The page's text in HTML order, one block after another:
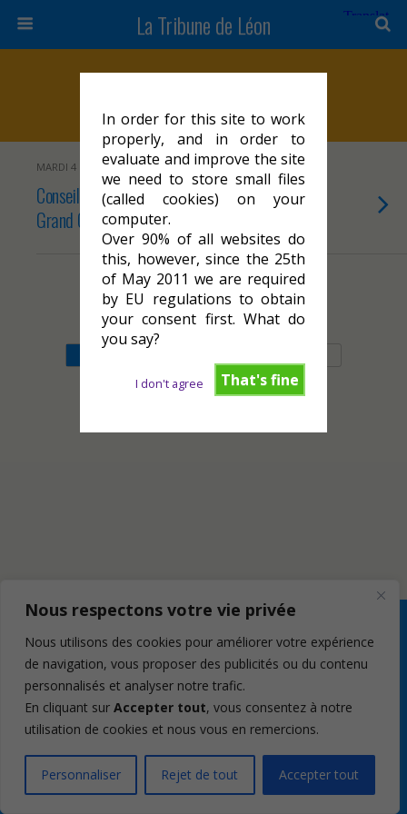
In order for this site to work
properly, and in order to
evaluate and improve the site
we need to store small files
(called cookies) on your
computer.
Over 90% of all websites do
this, however, since the 25th
of May 2011 we are required
by EU regulations to obtain
your consent first. What do
you say?
That's fine
I don't agree
Nous respectons votre vie privée
Nous utilisons des cookies pour améliorer votre expérience
de navigation, vous proposer des publicités ou du contenu
personnalisés et analyser notre trafic.
En cliquant sur Accepter tout, vous consentez à notre
utilisation de cookies et nous vous en remercions.
Personnaliser Rejet de tout Accepter tout
La Tribune de Léon
MARDI 4 OCTOBRE 2022
Conseil communautaire de rentrée au
Grand Cahors : la fuite en avant !
Retour au début
Mobile